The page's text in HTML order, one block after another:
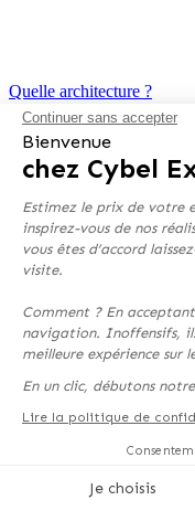
Quelle architecture ?
Comment
Difficile de passer à côté,
omniprésent dans le
l'architecture moderne.
Continuer sans accepter
Bienvenue
chez Cybel
Estimez le prix de votre
inspirez-vous de nos
vous êtes d’accord
visite.
Comment ? En
navigation. Inoffensifs,
meilleure expérience sur
En un clic, débutons
Lire la politique de
Je choisis